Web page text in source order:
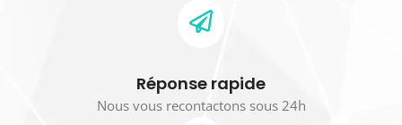
Réponse rapide
Nous vous recontactons sous 24h